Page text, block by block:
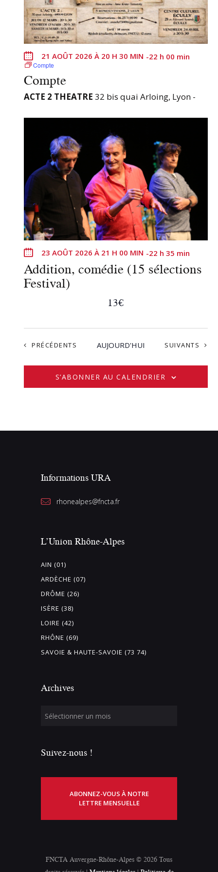
21 AOÛT 2026 À 20 H 30 MIN -22 h 00 min
Compte
Compte
ACTE 2 THEATRE 32 bis quai Arloing, Lyon -
23 AOÛT 2026 À 21 H 00 MIN -22 h 35 min
Addition, comédie (15 sélections
Festival)
13€
ÉVÈNEMENTS
PRÉCÉDENTS AUJOURD'HUI ÉVÈNEMENTS
SUIVANTS
S’ABONNER AU CALENDRIER
Informations URA
rhonealpes@fncta.fr
L’Union Rhône-Alpes
AIN (01)
ARDÈCHE (07)
DRÔME (26)
ISÈRE (38)
LOIRE (42)
RHÔNE (69)
SAVOIE & HAUTE-SAVOIE (73 74)
Archives
Suivez-nous !
ABONNEZ-VOUS À NOTRE
LETTRE MENSUELLE
FNCTA Auvergne-Rhône-Alpes © 2026 Tous